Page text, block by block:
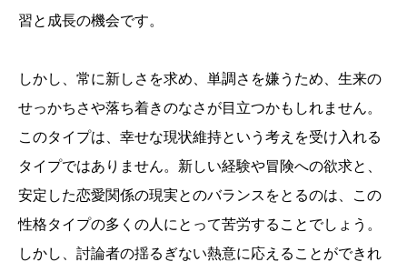
習と成長の機会です。
しかし、常に新しさを求め、単調さを嫌うため、生来の
せっかちさや落ち着きのなさが目立つかもしれません。
このタイプは、幸せな現状維持という考えを受け入れる
タイプではありません。新しい経験や冒険への欲求と、
安定した恋愛関係の現実とのバランスをとるのは、この
性格タイプの多くの人にとって苦労することでしょう。
しかし、討論者の揺るぎない熱意に応えることができれ